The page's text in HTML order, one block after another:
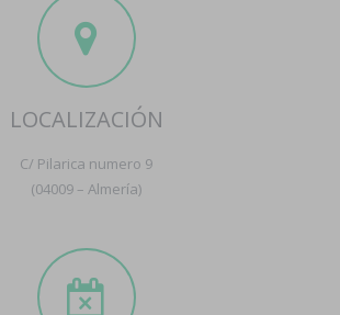
LOCALIZACIÓN
C/ Pilarica numero 9
(04009 – Almería)